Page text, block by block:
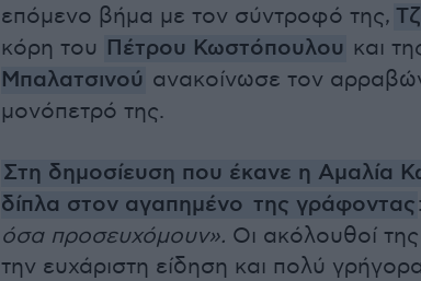
επόμενο βήμα με τον σύντροφό της,
κόρη του Πέτρου Κωστόπουλου και
Μπαλατσινού ανακοίνωσε τον
μονόπετρό της.
Στη δημοσίευση που έκανε η Αμαλία
δίπλα στον αγαπημένο της γράφοντας
όσα προσευχόμουν». Οι ακόλουθοί
την ευχάριστη είδηση και πολύ